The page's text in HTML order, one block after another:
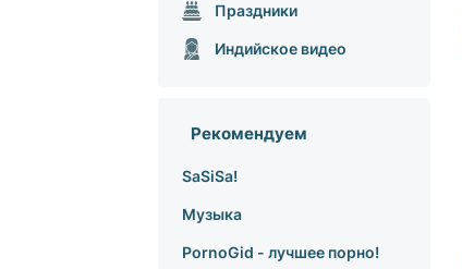
Праздники
Индийское видео
Рекомендуем
SaSiSa!
Музыка
PornoGid - лучшее порно!